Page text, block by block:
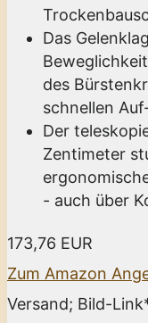
Das
des
schnellen
Der
Zentimeter
- auch über
173,76 EUR
Zum Amazon
Versand; Bild-